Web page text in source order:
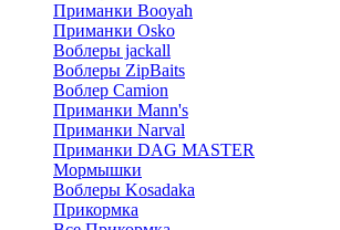
Приманки Booyah
Приманки Osko
Воблеры jackall
Воблеры ZipBaits
Воблер Camion
Приманки Mann's
Приманки Narval
Приманки DAG MASTER
Мормышки
Воблеры Kosadaka
Прикормка